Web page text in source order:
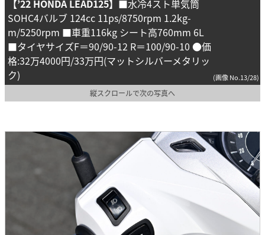
【’22 HONDA LEAD125】 ■水冷4スト単気筒
SOHC4バルブ 124cc 11ps/8750rpm 1.2kg-
m/5250rpm ■車重116kg シート高760mm 6L
■タイヤサイズF＝90/90-12 R＝100/90-10 ●価
格:32万4000円/33万円(マットシルバーメタリッ
ク)
(画像 No.13/28)
縦スクロールで次の写真へ